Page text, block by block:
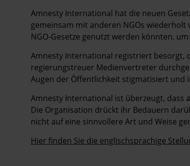
Amnesty International hat die neuen
gemeinsam mit anderen NGOs
NGO-Gesetze genutzt werden könnten,
Amnesty International registriert besorgt,
regierungstreuer Medienvertreter
Augen der Öffentlichkeit stigmatisiert und
Amnesty International ist überzeugt, dass
Die Organisation drückt ihr Bedauern
nicht auf eine sinnvollere Art und Weise
Hier finden Sie die englischsprachige